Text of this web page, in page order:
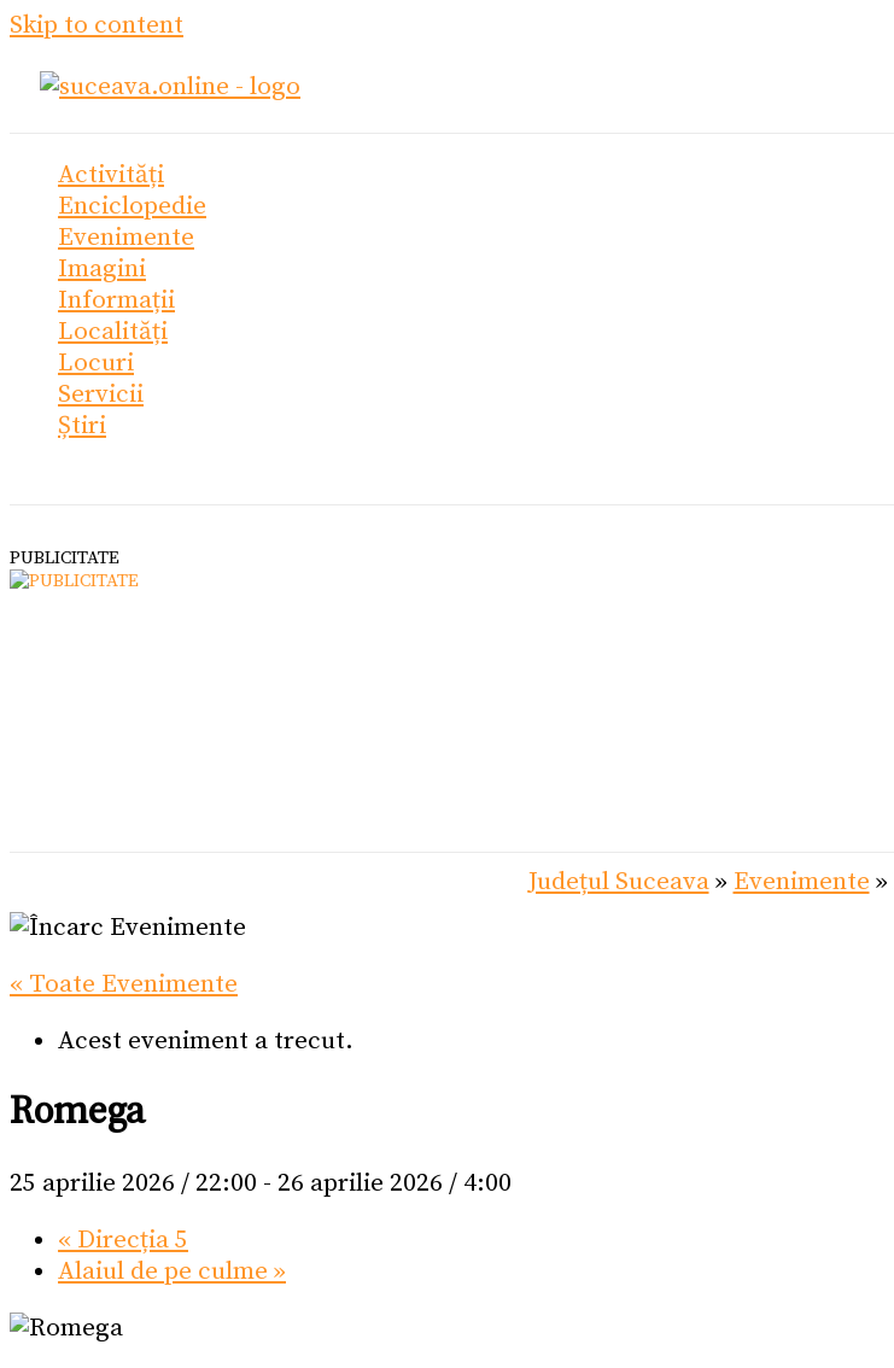
Skip to content
Activități
Enciclopedie
Evenimente
Imagini
Informații
Localități
Locuri
Servicii
Știri
PUBLICITATE
Județul Suceava» Evenimente »
« Toate Evenimente
Acest eveniment a trecut.
Romega
25 aprilie 2026 / 22:00 - 26 aprilie 2026 / 4:00
« Direcția 5
Alaiul de pe culme »